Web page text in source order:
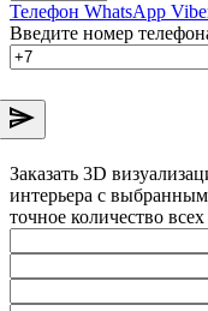
Телефон WhatsApp
Введите номер
Заказать 3D
интерьера с
точное количество